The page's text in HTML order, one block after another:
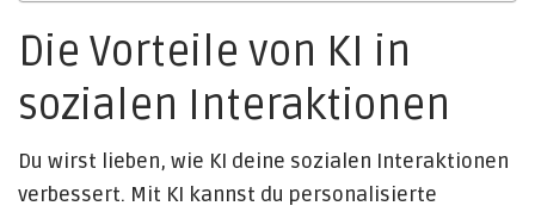
Die Vorteile von KI in
sozialen Interaktionen
Du wirst lieben, wie KI deine sozialen Interaktionen
verbessert. Mit KI kannst du personalisierte